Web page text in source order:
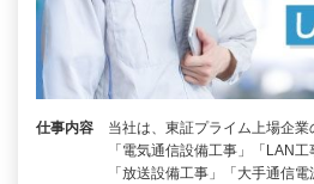
仕事内容
当社は、東証プライム上場企業
「電気通信設備工事」「LAN
「放送設備工事」「大手通信